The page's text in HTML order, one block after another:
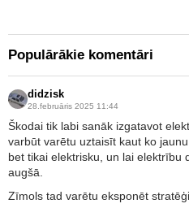
Populārākie komentāri
didzisk
28.februāris 2025 11:44
Škodai tik labi sanāk izgatavot
varbūt varētu uztaisīt kaut ko
bet tikai elektrisku, un lai elektrību
augšā.
Zīmols tad varētu eksponēt